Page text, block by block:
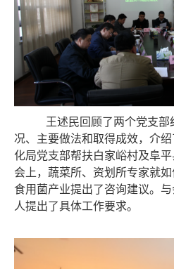
王述民回顾了两个党支
况、主要做法和取得成效，介
化局党支部帮扶白家峪村及阜平
会上，蔬菜所、资划所专家就如
食用菌产业提出了咨询建议。
人提出了具体工作要求。